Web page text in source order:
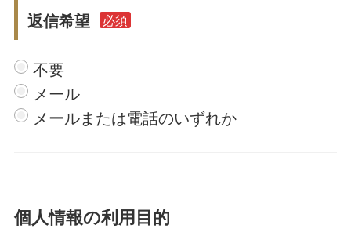
返信希望 必須
不要
メール
メールまたは電話のいずれか
個人情報の利用目的